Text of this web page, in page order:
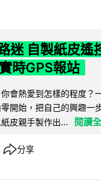
迷 自製紙皮遙
時GPS報站
會熱愛到怎樣的程度？
開始，把自己的興趣一
皮親手製作出...
閱讀
分享